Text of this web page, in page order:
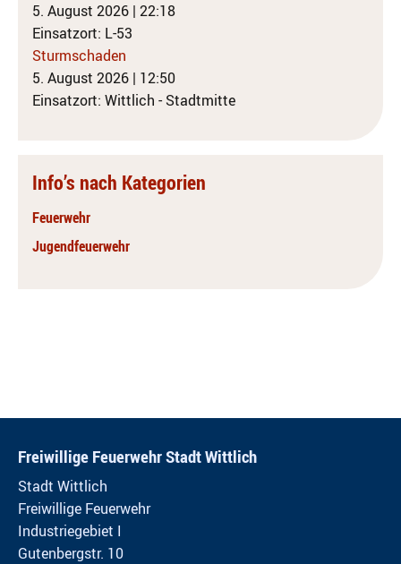
5. August 2026 | 22:18
Einsatzort: L-53
Sturmschaden
5. August 2026 | 12:50
Einsatzort: Wittlich - Stadtmitte
Info’s nach Kategorien
Feuerwehr
Jugendfeuerwehr
Freiwillige Feuerwehr Stadt Wittlich
Stadt Wittlich
Freiwillige Feuerwehr
Industriegebiet I
Gutenbergstr. 10